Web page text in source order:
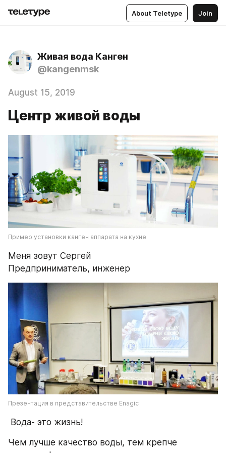
About Teletype Join
Живая вода Канген
@kangenmsk
August 15, 2019
Центр живой воды
Пример установки канген аппарата на кухне
Меня зовут Сергей
Предприниматель, инженер
Презентация в представительстве Enagic
Вода- это жизнь!
Чем лучше качество воды, тем крепче